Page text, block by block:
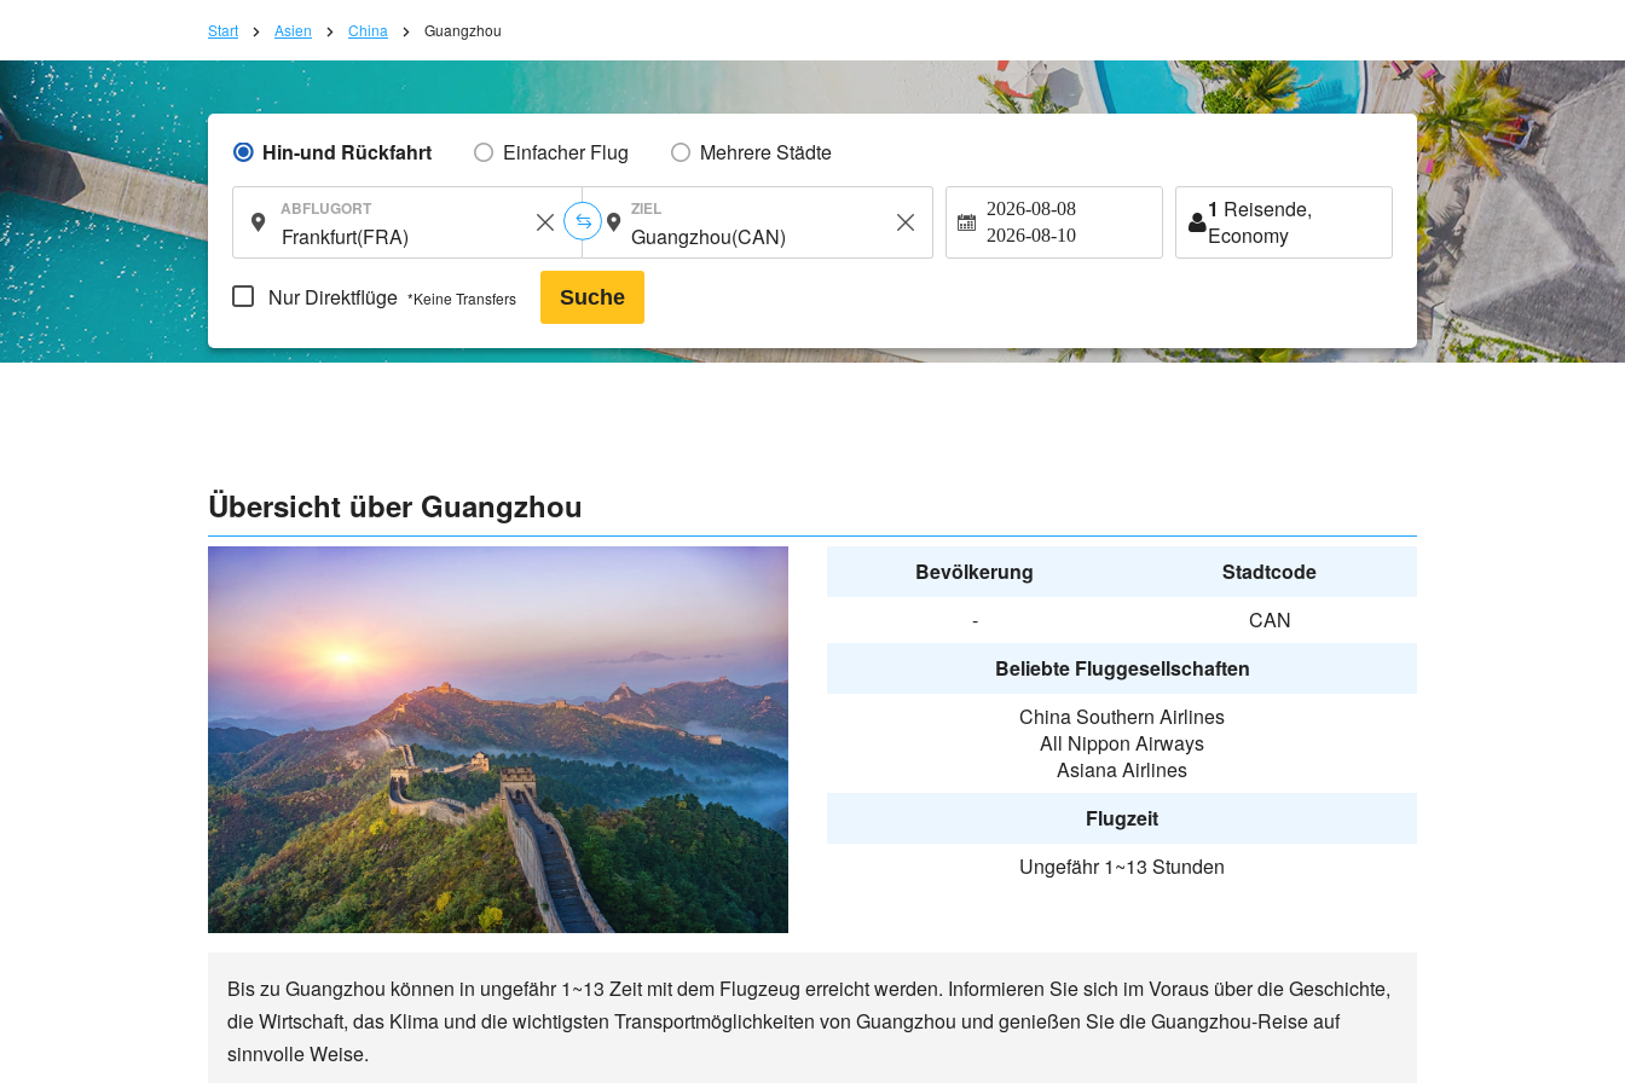
Start Asien China Guangzhou
Hin-und Rückfahrt Einfacher Flug Mehrere Städte
ABFLUGORT ZIEL 2026-08-08
2026-08-10
1 Reisende,
Economy
Nur Direktflüge *Keine Transfers Suche
Übersicht über Guangzhou
Bevölkerung
Stadtcode
-
CAN
Beliebte Fluggesellschaften
China Southern Airlines
All Nippon Airways
Asiana Airlines
Flugzeit
Ungefähr 1~13 Stunden
Bis zu Guangzhou können in ungefähr 1~13 Zeit mit dem Flugzeug erreicht werden. Informieren Sie sich im Voraus über die Geschichte,
die Wirtschaft, das Klima und die wichtigsten Transportmöglichkeiten von Guangzhou und genießen Sie die Guangzhou-Reise auf
sinnvolle Weise.